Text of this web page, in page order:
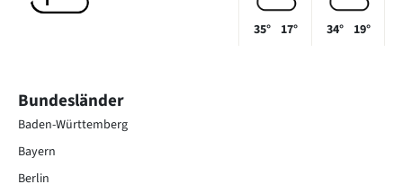
35° 17° 34° 19°
Bundesländer
Baden-Württemberg
Bayern
Berlin